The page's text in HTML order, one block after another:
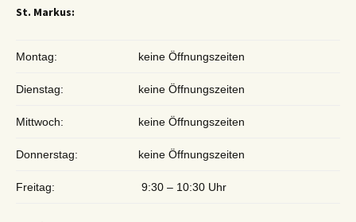
St. Markus:
Montag: keine Öffnungszeiten
Dienstag: keine Öffnungszeiten
Mittwoch: keine Öffnungszeiten
Donnerstag: keine Öffnungszeiten
Freitag: 9:30 – 10:30 Uhr